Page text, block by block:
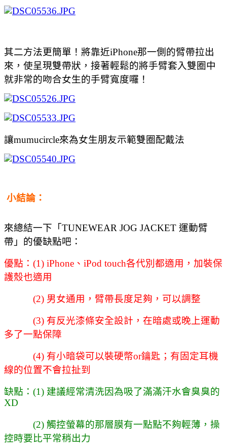
其二方法更簡單！將靠近iPhone那一側的臂帶拉出
來，使呈現雙帶狀，接著輕鬆的將手臂套入雙圈中
就非常的吻合女生的手臂寬度囉！
讓mumucircle來為女生朋友示範雙圈配戴法
小結論：
來總結一下「TUNEWEAR JOG JACKET 運動臂
帶」的優缺點吧：
優點：(1) iPhone、iPod touch各代別都適用， 加裝保
護殼也適用
(2) 男女通用，臂帶長度足夠，可以調整
(3) 有反光漆條安全設計，在暗處或晚上運動
多了一點保障
(4) 有小暗袋可以裝硬幣or鑰匙；有固定耳機
線的位置不會拉扯到
缺點：(1) 建議經常清洗因為吸了滿滿汗水會臭臭的
XD
(2) 觸控螢幕的那層膜有一點點不夠輕薄，操
控時要比平常稍出力